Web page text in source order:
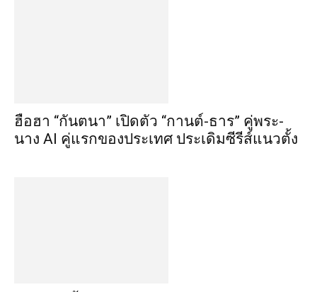
ฮือฮา “กันตนา” เปิดตัว “กานต์-ธาร” คู่พระ-
นาง AI คู่แรกของประเทศ ประเดิมซีรีส์แนวตั้ง